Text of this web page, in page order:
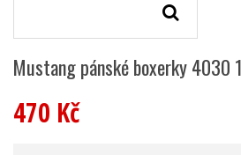
Mustang pánské boxerky 4030
470 Kč